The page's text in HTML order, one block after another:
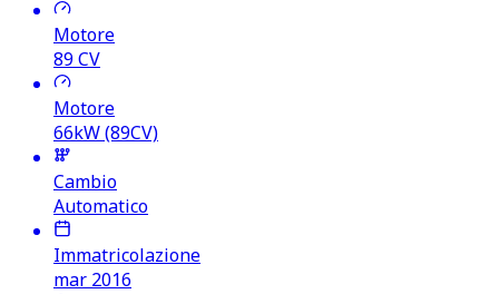
Motore
89CV
Motore
66kW (89CV)
Cambio
Automatico
Immatricolazione
mar 2016